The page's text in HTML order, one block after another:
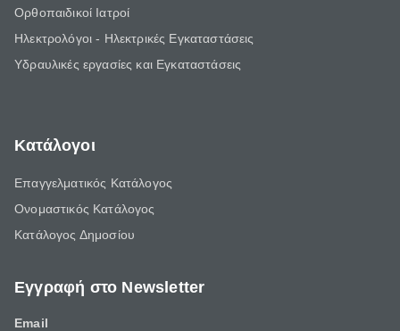
Ορθοπαιδικοί Ιατροί
Ηλεκτρολόγοι - Ηλεκτρικές Εγκαταστάσεις
Υδραυλικές εργασίες και Εγκαταστάσεις
Κατάλογοι
Επαγγελματικός Κατάλογος
Ονομαστικός Κατάλογος
Κατάλογος Δημοσίου
Εγγραφή στο Newsletter
Email